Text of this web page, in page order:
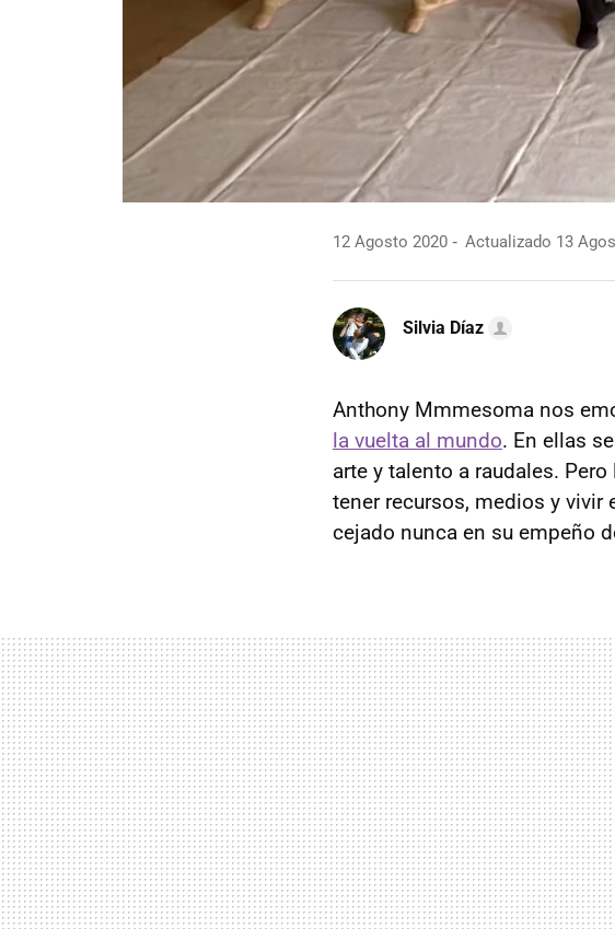
12 Agosto 2020 Actualizado 13
Silvia Díaz
Anthony Mmmesoma nos
la vuelta al mundo. En ellas
arte y talento a raudales.
tener recursos, medios y vivir
cejado nunca en su empeño